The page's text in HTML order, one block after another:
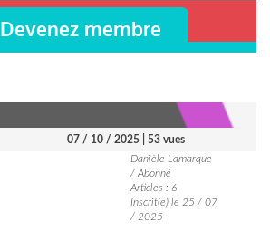
Devenez membre
07 / 10 / 2025
| 53 vues
Danièle Lamarque
/ Abonné
Articles : 6
Inscrit(e) le 25 / 07
/ 2025